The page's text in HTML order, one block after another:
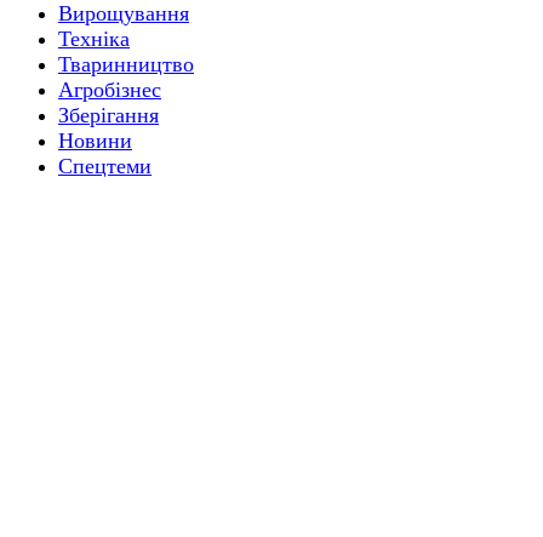
Вирощування
Техніка
Тваринництво
Агробізнес
Зберігання
Новини
Спецтеми